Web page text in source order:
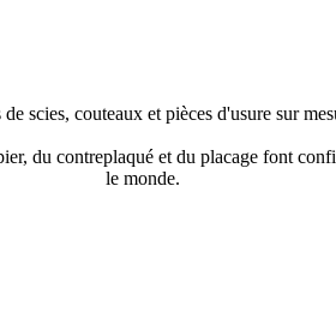
scies, couteaux et pièces d'usure sur
du contreplaqué et du placage font
le monde.